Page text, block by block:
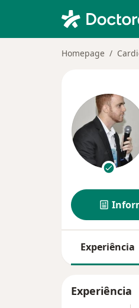
Homepage
Experiência
Experiência